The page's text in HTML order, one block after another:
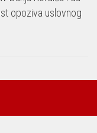
opoziva uslovnog